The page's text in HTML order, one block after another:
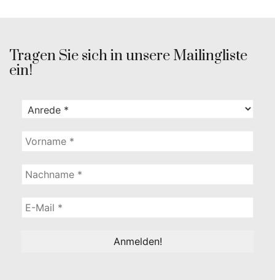
Tragen Sie sich in unsere Mailingliste
ein!